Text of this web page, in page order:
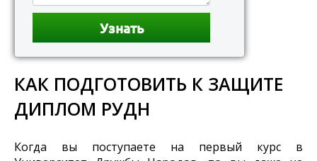
КАК ПОДГОТОВИТЬ К ЗАЩИТЕ
ДИПЛОМ РУДН
Когда вы поступаете на первый курс в